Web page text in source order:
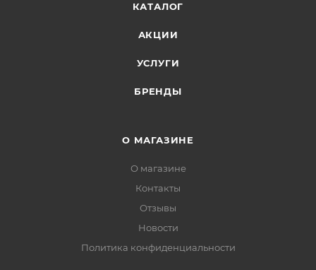
КАТАЛОГ
АКЦИИ
УСЛУГИ
БРЕНДЫ
О МАГАЗИНЕ
О магазине
Контакты
Отзывы
Новости
Политика конфиденциальности